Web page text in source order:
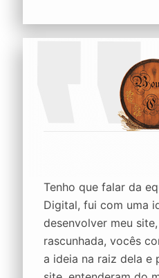
Tenho que falar da
Digital, fui com uma
desenvolver meu
rascunhada, vocês
a ideia na raiz dela e